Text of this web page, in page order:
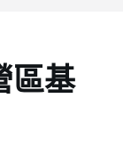
區基